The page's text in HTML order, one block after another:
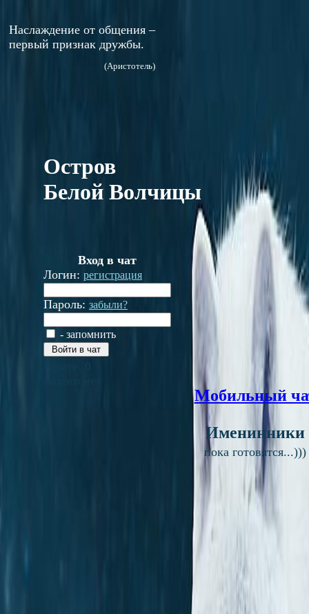
Наслаждение от общения –
первый признак дружбы.
(Aристотель)
Остров
Белой Волчицы
Вход в чат
Логин: регистрация
Пароль: забыли?
- запомнить
Мобильный
Именинники
пока готовятся...)))